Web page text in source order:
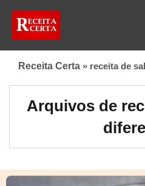
Receita Certa » receita de
Arquivos de